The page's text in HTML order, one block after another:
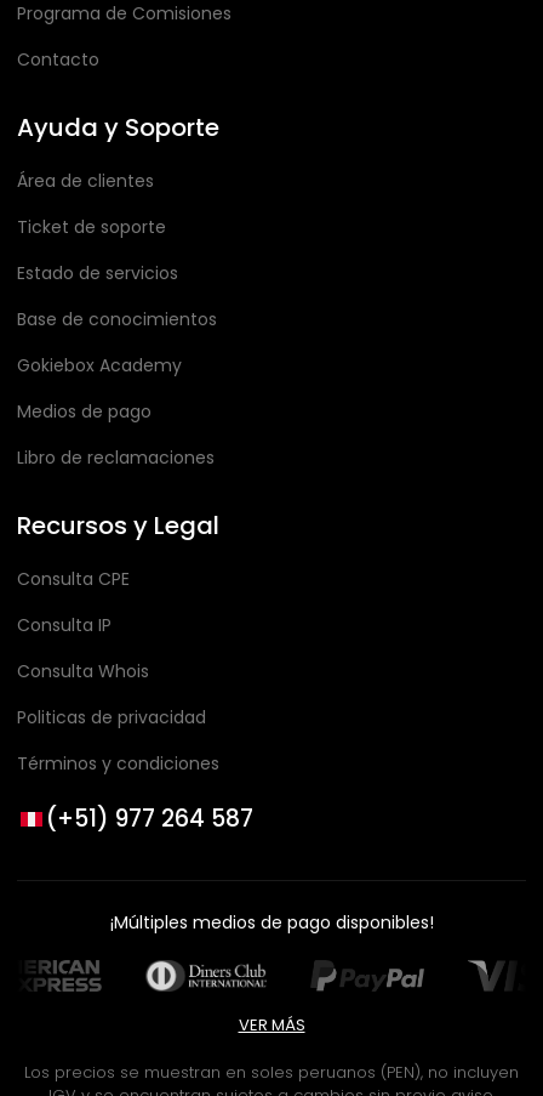
Programa de Comisiones
Contacto
Ayuda y Soporte
Área de clientes
Ticket de soporte
Estado de servicios
Base de conocimientos
Gokiebox Academy
Medios de pago
Libro de reclamaciones
Recursos y Legal
Consulta CPE
Consulta IP
Consulta Whois
Politicas de privacidad
Términos y condiciones
(+51) 977 264 587
¡Múltiples medios de pago disponibles!
VER MÁS
Los precios se muestran en soles peruanos (PEN), no incluyen